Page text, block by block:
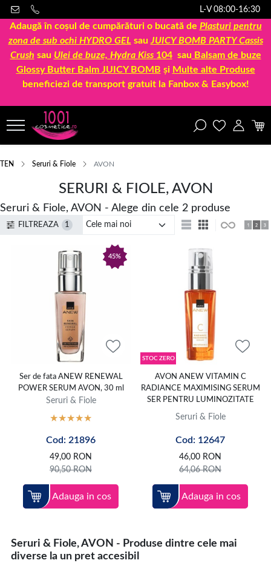
L-V 08:00-16:30
Adaugă în coșul de cumpărături o bucată de Plasturi pentru
zona de sub ochi HYDRO GEL sau JUICY BOMB PARTY Cassis
Crush sau Ulei de buze, Hydra Kiss 104sau Balsam de buze
Glossy Butter Balm JUICY BOMB și Multe alte Produse
beneficiezi de transport gratuit la Fanbox & Easybox!
TEN Seruri & Fiole AVON
SERURI & FIOLE, AVON
Seruri & Fiole, AVON - Alege din cele 2 produse
FILTREAZA 1
45%
Ser de fata ANEW RENEWAL
POWER SERUM AVON, 30 ml
Seruri & Fiole
Cod: 21896
49,00 RON
90,50RON
Adauga in cos
STOC ZERO
AVON ANEW VITAMIN C
RADIANCE MAXIMISING SERUM
SER PENTRU LUMINOZITATE
Seruri & Fiole
Cod: 12647
46,00 RON
64,06RON
Adauga in cos
Seruri & Fiole, AVON - Produse dintre cele mai
diverse la un pret accesibil